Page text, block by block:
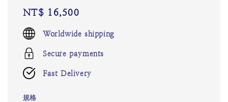
Regular
price
NT$ 16,500
Worldwide shipping
Secure payments
Fast Delivery
規格